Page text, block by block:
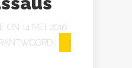
ON 14 MEI, 2016
1